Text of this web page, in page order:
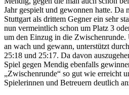
Jahr gespielt und gewonnen hatte. Da
Stuttgart als drittem Gegner ein sehr
nun vermeintlich schon um Platz 3
um den Einzug in die
an wach und gewann, unterstützt
25:18 und 25:17. Da davon
Spiel gegen Mendig ebenfalls
„Zwischenrunde“ so gut wie erreicht
Spielerinnen und Betreuern deutlich